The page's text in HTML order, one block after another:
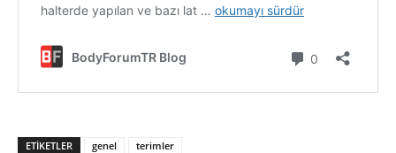
ETIKETLER genel terimler